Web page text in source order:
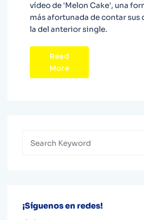
vídeo de 'Melon Cake', una
más afortunada de contar sus
la del anterior single.
Read
More
¡Síguenos en redes!